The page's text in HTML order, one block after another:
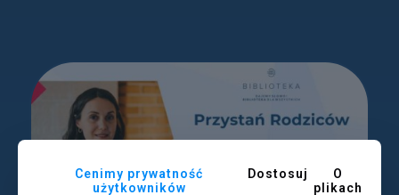
Cenimy prywatność
użytkowników
Dostosuj
O
plikach